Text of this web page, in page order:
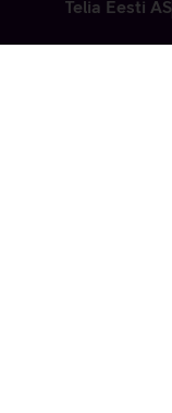
Telia Eesti AS